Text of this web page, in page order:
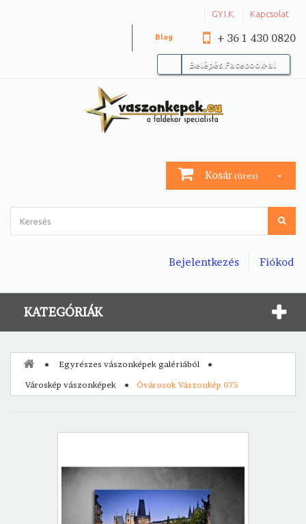
GY.I.K. Kapcsolat
+ 36 1 430 0820
Blog
Belépés Facebook-al
Kosár (üres)
Fiókod
Bejelentkezés
KATEGÓRIÁK
Egyrészes vászonképek galériából
Városkép vászonképek
Óvárosok Vászonkép 075